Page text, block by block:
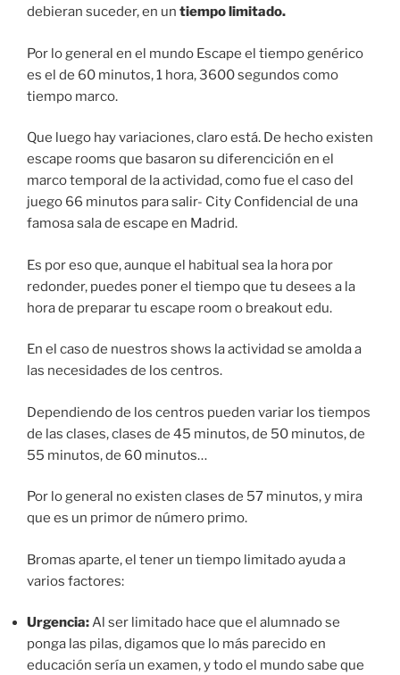
debieran suceder, en un tiempo limitado.
Por lo general en el mundo Escape el tiempo genérico
es el de 60 minutos, 1 hora, 3600 segundos como
tiempo marco.
Que luego hay variaciones, claro está. De hecho existen
escape rooms que basaron su diferencición en el
marco temporal de la actividad, como fue el caso del
juego 66 minutos para salir- City Confidencial de una
famosa sala de escape en Madrid.
Es por eso que, aunque el habitual sea la hora por
redonder, puedes poner el tiempo que tu desees a la
hora de preparar tu escape room o breakout edu.
En el caso de nuestros shows la actividad se amolda a
las necesidades de los centros.
Dependiendo de los centros pueden variar los tiempos
de las clases, clases de 45 minutos, de 50 minutos, de
55 minutos, de 60 minutos…
Por lo general no existen clases de 57 minutos, y mira
que es un primor de número primo.
Bromas aparte, el tener un tiempo limitado ayuda a
varios factores:
Urgencia:Al ser limitado hace que el alumnado se
ponga las pilas, digamos que lo más parecido en
educación sería un examen, y todo el mundo sabe que